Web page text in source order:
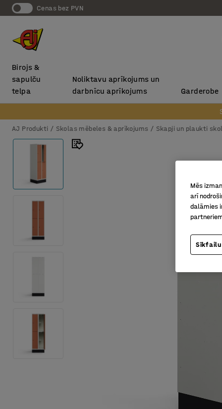
Cenas bez PVN
Birojs &
sapulču
telpa
Noliktavu aprīkojums un
darbnīcu aprīkojums
Garderobe
AJ Produkti Skolas mēbeles & aprīkojums Skapji un plaukti
Mēs
arī
dalāmies